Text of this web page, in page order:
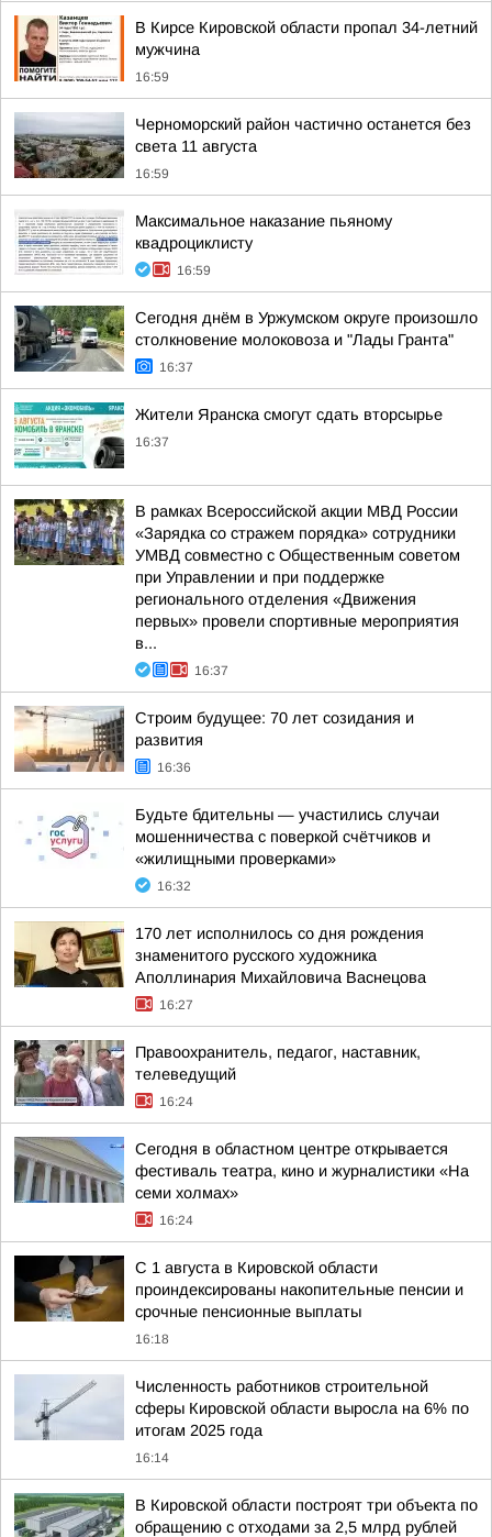
В Кирсе Кировской области пропал 34-летний
мужчина
16:59
Черноморский район частично останется без
света 11 августа
16:59
Максимальное наказание пьяному
квадроциклисту
16:59
Сегодня днём в Уржумском округе произошло
столкновение молоковоза и "Лады Гранта"
16:37
Жители Яранска смогут сдать вторсырье
16:37
В рамках Всероссийской акции МВД России
«Зарядка со стражем порядка» сотрудники
УМВД совместно с Общественным советом
при Управлении и при поддержке
регионального отделения «Движения
первых» провели спортивные мероприятия
в...
16:37
Строим будущее: 70 лет созидания и
развития
16:36
Будьте бдительны — участились случаи
мошенничества с поверкой счётчиков и
«жилищными проверками»
16:32
170 лет исполнилось со дня рождения
знаменитого русского художника
Аполлинария Михайловича Васнецова
16:27
Правоохранитель, педагог, наставник,
телеведущий
16:24
Сегодня в областном центре открывается
фестиваль театра, кино и журналистики «На
семи холмах»
16:24
С 1 августа в Кировской области
проиндексированы накопительные пенсии и
срочные пенсионные выплаты
16:18
Численность работников строительной
сферы Кировской области выросла на 6% по
итогам 2025 года
16:14
В Кировской области построят три объекта по
обращению с отходами за 2,5 млрд рублей